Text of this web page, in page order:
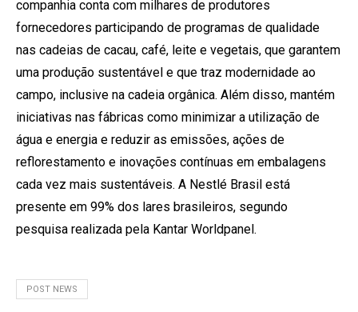
companhia conta com milhares de produtores
fornecedores participando de programas de qualidade
nas cadeias de cacau, café, leite e vegetais, que garantem
uma produção sustentável e que traz modernidade ao
campo, inclusive na cadeia orgânica. Além disso, mantém
iniciativas nas fábricas como minimizar a utilização de
água e energia e reduzir as emissões, ações de
reflorestamento e inovações contínuas em embalagens
cada vez mais sustentáveis. A Nestlé Brasil está
presente em 99% dos lares brasileiros, segundo
pesquisa realizada pela Kantar Worldpanel.
POST NEWS